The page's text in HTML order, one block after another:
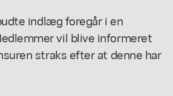
indlæg foregår i en
vil blive informeret
straks efter at denne har